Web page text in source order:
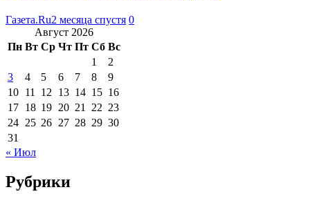
Газета.Ru2 месяца спустя 0
Август 2026
Пн Вт Ср Чт Пт Сб Вс
1
2
3
4 5 6 7 8
9
10 11 12 13 14 15 16
17 18 19 20 21 22 23
24 25 26 27 28 29 30
31
« Июл
Рубрики